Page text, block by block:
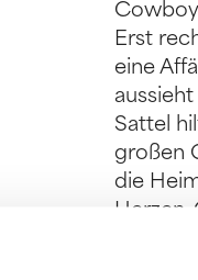
Erst
eine
Sattel
großen
die
Herzen.